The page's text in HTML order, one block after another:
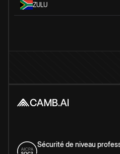
ZULU
Sécurité de niveau